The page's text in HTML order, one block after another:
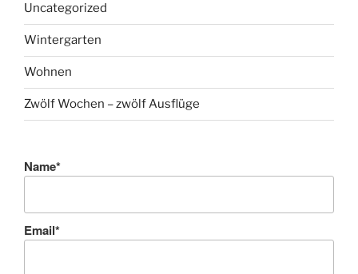
Uncategorized
Wintergarten
Wohnen
Zwölf Wochen – zwölf Ausflüge
Name*
Email*